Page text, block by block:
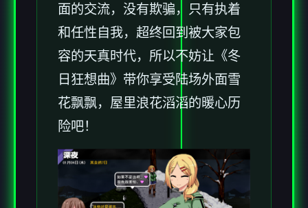
面的交流，没有欺骗，只有执着
和任性自我，超终回到被大家包
容的天真时代，所以不妨让《冬
日狂想曲》带你享受陆场​​外面雪
花飘飘，屋里浪花滔滔​​的暖心历
险吧！